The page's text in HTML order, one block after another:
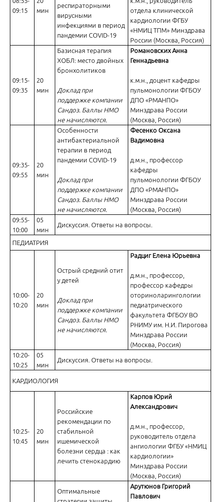
Артериальная гипертония у больных с метаболическими
АГ у больных ожирением – лечим не болезнь, а больного
НАЖБП - новые клинические рекомендации НОГР
Практическая гастроэнтерология сегодня: факторы
Дискуссия клинициста и фармаколога по вопросам ведения
09:15
мин
респираторными
вирусными
инфекциями в период
пандемии COVID-19
отдела клинической
кардиологии ФГБУ
«НМИЦ ТПМ» Минздрава
России (Москва, Россия)
09:15-
09:35
20
мин
Базисная терапия
ХОБЛ: место двойных
бронхолитиков
Доклад при
поддержке компании
Сандоз. Баллы НМО
не начисляются.
Романовских Анна
Геннадьевна
к.м.н., доцент кафедры
пульмонологии ФГБОУ
ДПО «РМАНПО»
Минздрава России
(Москва, Россия)
09:35-
09:55
20
мин
Особенности
антибактериальной
терапии в период
пандемии COVID-19
Доклад при
поддержке компании
Сандоз. Баллы НМО
не начисляются.
Фесенко Оксана
Вадимовна
д.м.н., профессор
кафедры
пульмонологии ФГБОУ
ДПО «РМАНПО»
Минздрава России
(Москва, Россия)
09:55-
10:00
05
мин
Дискуссия. Ответы на вопросы.
ПЕДИАТРИЯ
10:00-
10:20
20
мин
Острый средний отит
у детей
Доклад при
поддержке компании
Сандоз. Баллы НМО
не начисляются.
Радциг Елена Юрьевна
д.м.н., профессор,
профессор кафедры
оториноларингологии
педиатрического
факультета ФГБОУ ВО
РНИМУ им. Н.И. Пирогова
Минздрава России
(Москва, Россия)
10:20-
10:25
05
мин
Дискуссия. Ответы на вопросы.
КАРДИОЛОГИЯ
10:25-
10:45
20
мин
Российские
рекомендации по
стабильной
ишемической
болезни сердца : как
лечить стенокардию
Карпов Юрий
Александрович
д.м.н., профессор,
руководитель отдела
ангиологии ФГБУ «НМИЦ
кардиологии»
Минздрава России
(Москва, Россия)
Оптимальные
Арутюнов Григорий
Павлович